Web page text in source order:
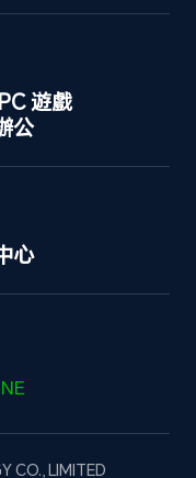
遊戲
公
心
CO., LIMITED